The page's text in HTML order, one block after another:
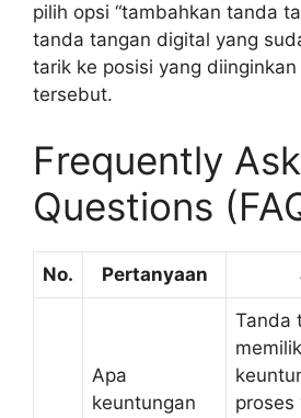
pilih opsi “tambahkan tanda
tanda tangan digital yang
tarik ke posisi yang
tersebut.
Frequently
Questions
No. Pertanyaan
Apa
keuntungan
Tanda
proses